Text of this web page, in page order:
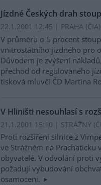
Jízdné Českých drah
22.1.2001 12:45 | PRAHA (ČIA)
V průměru o 5 procent
vnitrostátního jízdného pro
Důvodem je zvýšení
přechod od regulovaného
tisková mluvčí ČD Martina
V Hliništi nesouhlasí s
21.1.2001 15:10 | STRÁŽNÝ (
Proti rozšíření silnice z
ve Strážném na
obyvatelé. V odvolání proti
požadují vybudování
osamoceni.